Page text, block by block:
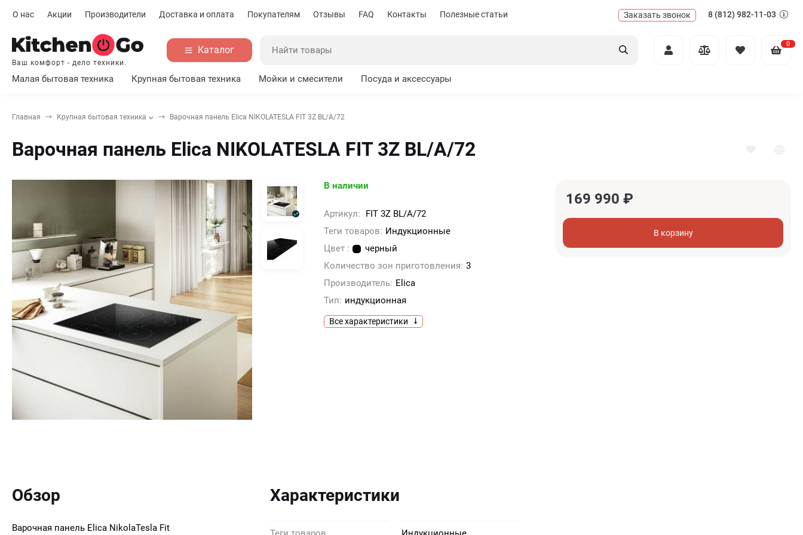
О нас Акции Производители Доставка и оплата Покупателям Отзывы FAQ Контакты Полезные статьи Заказать звонок 8 (812) 982-11-03
Ваш комфорт - дело техники.
Каталог
0
Малая бытовая техника Крупная бытовая техника Мойки и смесители Посуда и аксессуары
Главная Крупная бытовая техника Варочная панель Elica NIKOLATESLA FIT 3Z BL/A/72
Варочная панель Elica NIKOLATESLA FIT 3Z BL/A/72
В наличии
Артикул:
FIT 3Z BL/A/72
Теги товаров: Индукционные
Цвет :
черный
Количество зон приготовления: 3
Производитель: Elica
Тип: индукционная
Все характеристики
169 990 ₽
В корзину
Обзор
Варочная панель Elica NikolaTesla Fit
Характеристики